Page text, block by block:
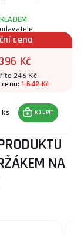
cena
Kč
246 Kč
cena:1 642 Kč
ks KOUPIT
NA